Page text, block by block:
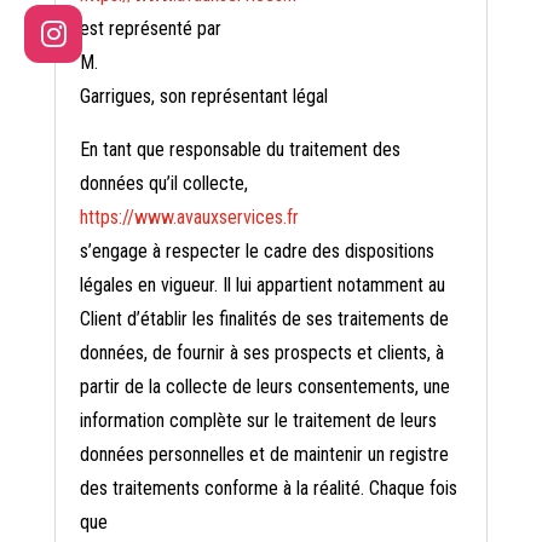
est représenté par
M.
Garrigues, son représentant légal
En tant que responsable du traitement des
données qu’il collecte,
https://www.avauxservices.fr
s’engage à respecter le cadre des dispositions
légales en vigueur. Il lui appartient notamment au
Client d’établir les finalités de ses traitements de
données, de fournir à ses prospects et clients, à
partir de la collecte de leurs consentements, une
information complète sur le traitement de leurs
données personnelles et de maintenir un registre
des traitements conforme à la réalité. Chaque fois
que